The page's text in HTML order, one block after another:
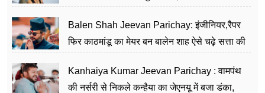
Balen Shah Jeevan Parichay: इंजीनियर,रैपर
फिर काठमांडू का मेयर बन बालेन शाह ऐसे चढ़े सत्ता की
Kanhaiya Kumar Jeevan Parichay : वामपंथ
की नर्सरी से निकले कन्हैया का जेएनयू में बजा डंका,